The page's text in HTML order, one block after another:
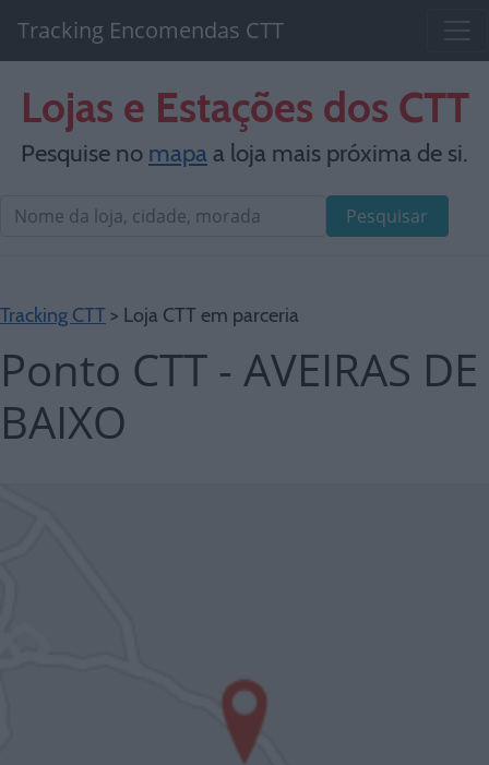
Tracking Encomendas CTT
Lojas e Estações dos CTT
Pesquise no mapaa loja mais próxima de si.
Pesquisar
Tracking CTT > Loja CTT em parceria
Ponto CTT - AVEIRAS DE
BAIXO